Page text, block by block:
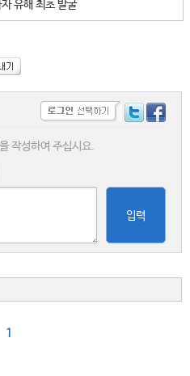
유해 최초 발굴
작성하여 주십시요.
입력
1